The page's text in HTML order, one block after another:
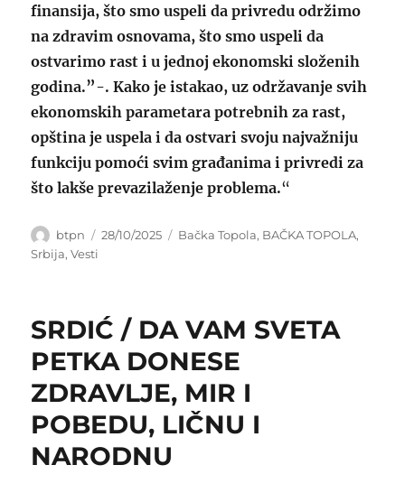
finansija, što smo uspeli da privredu održimo
na zdravim osnovama, što smo uspeli da
ostvarimo rast i u jednoj ekonomski složenih
godina.”-. Kako je istakao, uz održavanje svih
ekonomskih parametara potrebnih za rast,
opština je uspela i da ostvari svoju najvažniju
funkciju pomoći svim građanima i privredi za
što lakše prevazilaženje problema.“
Author
btpn
Posted
28/10/2025 Categories
Bačka Topola, BAČKA TOPOLA,
Srbija,Vesti
SRDIĆ / DA VAM SVETA
PETKA DONESE
ZDRAVLJE, MIR I
POBEDU, LIČNU I
NARODNU